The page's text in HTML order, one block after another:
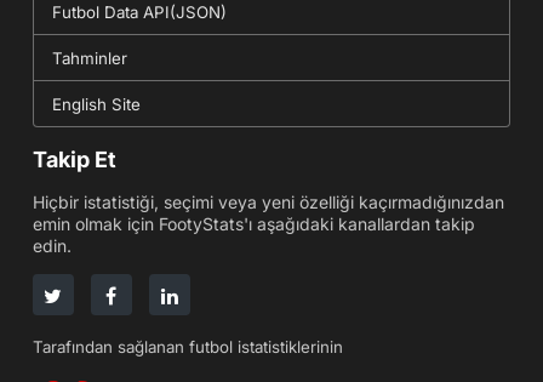
Futbol Data API(JSON)
Tahminler
English Site
Takip Et
Hiçbir istatistiği, seçimi veya yeni özelliği kaçırmadığınızdan
emin olmak için FootyStats'ı aşağıdaki kanallardan takip
edin.
Tarafından sağlanan futbol istatistiklerinin